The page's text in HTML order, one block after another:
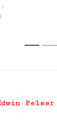
•
1 2
Pelser